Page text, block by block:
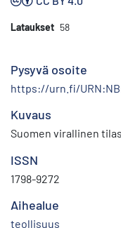
Lataukset 58
Pysyvä osoite
https://urn.fi/
Kuvaus
Suomen virallinen
ISSN
1798-9272
Aihealue
teollisuus